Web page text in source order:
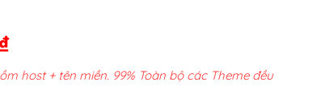
₫Giá
hiện
tại
host + tên miền. 99% Toàn bộ các Theme đều